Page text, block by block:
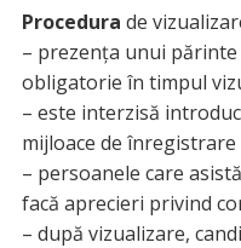
Procedura de
– prezența unui
obligatorie în timpul
– este interzisă
mijloace de înregistrare
– persoanele care
facă aprecieri privind
– după vizualizare,